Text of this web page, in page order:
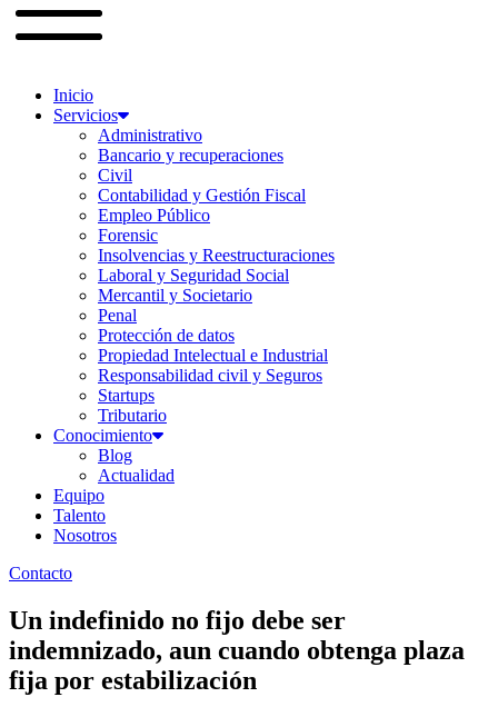
Inicio
Servicios
Administrativo
Bancario y recuperaciones
Civil
Contabilidad y Gestión Fiscal
Empleo Público
Forensic
Insolvencias y Reestructuraciones
Laboral y Seguridad Social
Mercantil y Societario
Penal
Protección de datos
Propiedad Intelectual e Industrial
Responsabilidad civil y Seguros
Startups
Tributario
Conocimiento
Blog
Actualidad
Equipo
Talento
Nosotros
Contacto
Un indefinido no fijo debe ser
indemnizado, aun cuando obtenga plaza
fija por estabilización